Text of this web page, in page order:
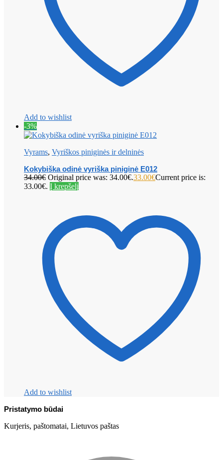
Add to wishlist
-3%
Vyrams, Vyriškos piniginės ir delninės
Kokybiška odinė vyriška piniginė E012
34.00€ Original price was: 34.00€.33.00€Current price is:
33.00€. Į krepšelį
Add to wishlist
Pristatymo būdai
Kurjeris, paštomatai, Lietuvos paštas